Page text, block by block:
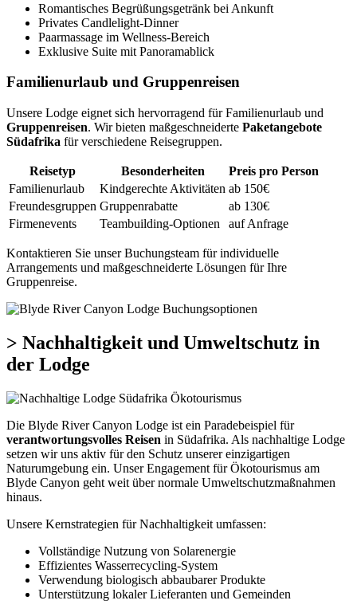
Romantisches Begrüßungsgetränk bei Ankunft
Privates Candlelight-Dinner
Paarmassage im Wellness-Bereich
Exklusive Suite mit Panoramablick
Familienurlaub und Gruppenreisen
Unsere Lodge eignet sich hervorragend für Familienurlaub und
Gruppenreisen. Wir bieten maßgeschneiderte Paketangebote
Südafrika für verschiedene Reisegruppen.
Reisetyp Besonderheiten
Preis pro Person
Familienurlaub
Kindgerechte Aktivitäten ab 150€
Freundesgruppen Gruppenrabatte
ab 130€
Firmenevents
Teambuilding-Optionen auf Anfrage
Kontaktieren Sie unser Buchungsteam für individuelle
Arrangements und maßgeschneiderte Lösungen für Ihre
Gruppenreise.
> Nachhaltigkeit und Umweltschutz in
der Lodge
Die Blyde River Canyon Lodge ist ein Paradebeispiel für
verantwortungsvolles Reisen in Südafrika. Als nachhaltige Lodge
setzen wir uns aktiv für den Schutz unserer einzigartigen
Naturumgebung ein. Unser Engagement für Ökotourismus am
Blyde Canyon geht weit über normale Umweltschutzmaßnahmen
hinaus.
Unsere Kernstrategien für Nachhaltigkeit umfassen:
Vollständige Nutzung von Solarenergie
Effizientes Wasserrecycling-System
Verwendung biologisch abbaubarer Produkte
Unterstützung lokaler Lieferanten und Gemeinden